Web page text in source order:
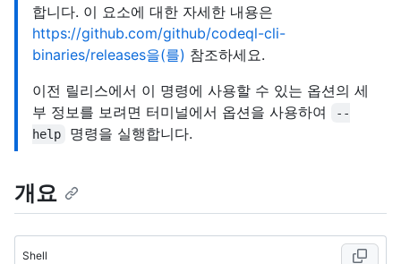
합니다. 이 요소에 대한 자세한 내용은
https://github.com/github/codeql-cli-
binaries/releases을(를) 참조하세요.
이전 릴리스에서 이 명령에 사용할 수 있는 옵션의 세
부 정보를 보려면 터미널에서 옵션을 사용하여
--
help
명령을 실행합니다.
개요
Shell